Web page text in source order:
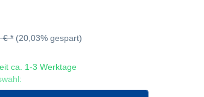
€ * (20,03% gespart)
ca. 1-3 Werktage